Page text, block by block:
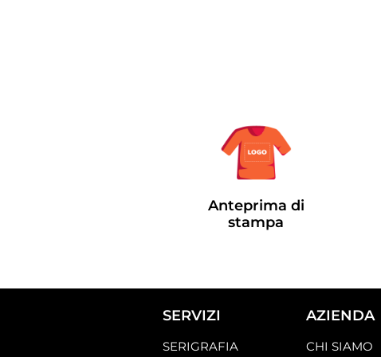
Anteprima di
stampa
SERVIZI
SERIGRAFIA
AZIENDA
CHI SIAMO